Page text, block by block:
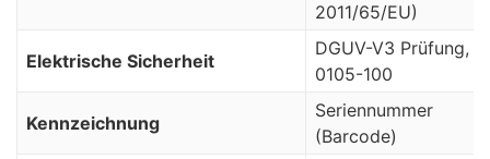
2011/65/EU)
Elektrische Sicherheit
DGUV-V3 Prüfung,
0105-100
Kennzeichnung
Seriennummer
(Barcode)